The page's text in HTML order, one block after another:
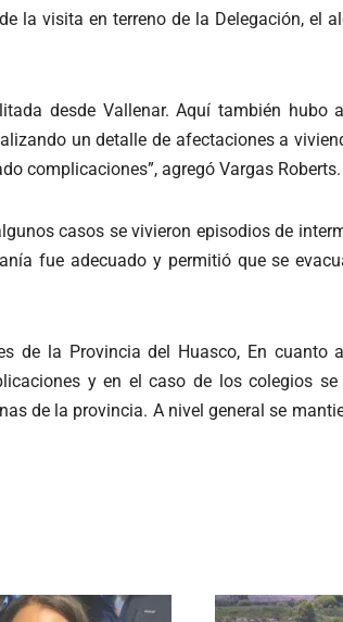
la visita en terreno de la Delegación, el
desde Vallenar. Aquí también hubo
un detalle de afectaciones a
complicaciones”, agregó Vargas Roberts.
casos se vivieron episodios de
fue adecuado y permitió que se
de la Provincia del Huasco, En cuanto
y en el caso de los colegios
de la provincia. A nivel general se